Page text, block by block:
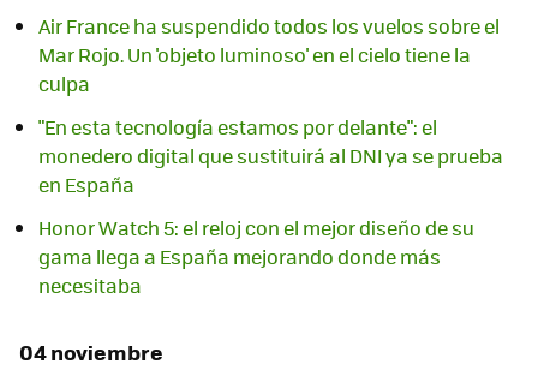
Air France ha suspendido todos los vuelos sobre el
Mar Rojo. Un 'objeto luminoso' en el cielo tiene la
culpa
"En esta tecnología estamos por delante": el
monedero digital que sustituirá al DNI ya se prueba
en España
Honor Watch 5: el reloj con el mejor diseño de su
gama llega a España mejorando donde más
necesitaba
04 noviembre